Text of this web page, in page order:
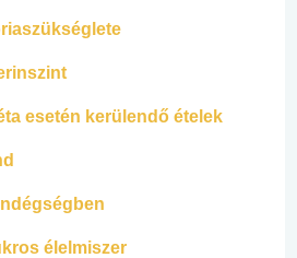
esetén kerülendő ételek
élelmiszer